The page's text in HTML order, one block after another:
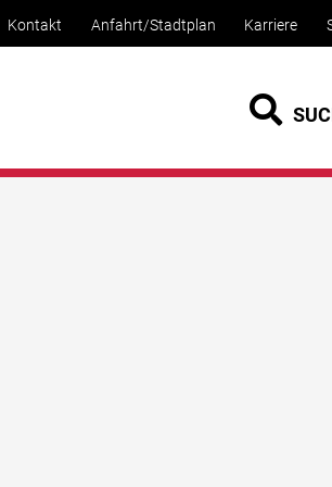
Kontakt Anfahrt/Stadtplan Karriere